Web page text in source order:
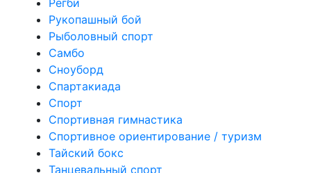
Рукопашный бой
Рыболовный спорт
Самбо
Сноуборд
Спартакиада
Спорт
Спортивная гимнастика
Спортивное ориентирование / туризм
Тайский бокс
Танцевальный спорт